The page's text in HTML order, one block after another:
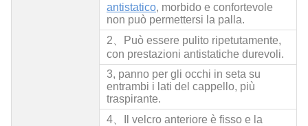
antistatico, morbido e confortevole
non può permettersi la palla.
2、
Può essere pulito ripetutamente,
con prestazioni antistatiche durevoli.
3, panno per gli occhi in seta su
entrambi i lati del cappello, più
traspirante.
4、
Il velcro anteriore è fisso e la